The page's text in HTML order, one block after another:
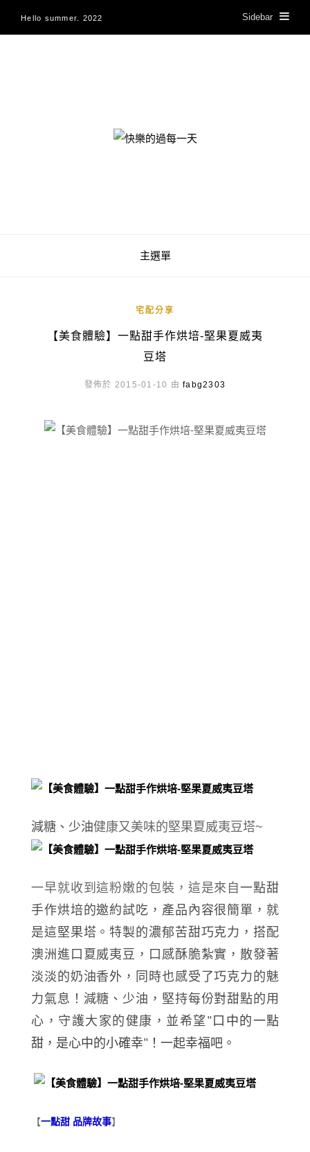
Hello summer. 2022 Sidebar
快樂的過每一天
主選單
宅配分享
【美食體驗】一點甜手作烘培-堅果夏威夷
豆塔
發佈於 2015-01-10 由fabg2303
減糖、少油健康又美味的堅果夏威夷豆塔~
一早就收到這粉嫩的包裝，這是來自一點甜
手作烘培的邀約試吃，產品內容很簡單，就
是這堅果塔。特製的濃郁苦甜巧克力，搭配
澳洲進口夏威夷豆，口感酥脆紮實，散發著
淡淡的奶油香外，同時也感受了巧克力的魅
力氣息！ 減糖、少油， 堅持每份對甜點的用
心，守護大家的健康，並希望 " 口中的一點
甜，是心中的小確幸" ！一起幸福吧。
【一點甜 品牌故事】